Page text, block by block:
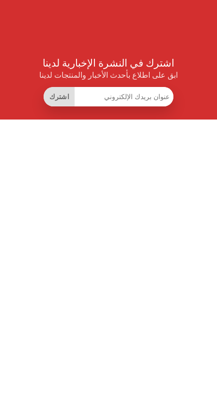
اشترك في النشرة الإخبارية لدينا
ابق على اطلاع بأحدث الأخبار والمنتجات لدينا
اشترك